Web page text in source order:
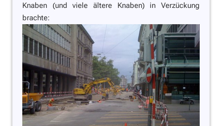
Knaben (und viele ältere Knaben) in Verzückung
brachte: